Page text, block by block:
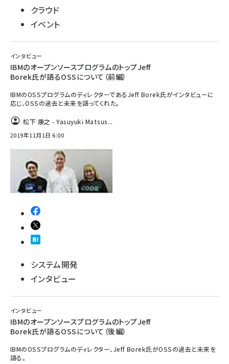
クラウド
イベント
インタビュー
IBMのオープンソースプログラムのトップJeff
Borek氏が語るOSSについて（前編）
IBMのOSSプログラムのディレクターであるJeff Borek氏がインタビューに
応じ、OSSの過去と未来を語ってくれた。
松下 康之 - Yasuyuki Matsus...
2019年11月1日 6:00
システム開発
インタビュー
インタビュー
IBMのオープンソースプログラムのトップJeff
Borek氏が語るOSSについて（後編）
IBMのOSSプログラムのディレクター、Jeff Borek氏がOSSの過去と未来を
語る。